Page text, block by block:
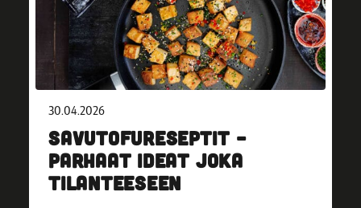
30.04.2026
SAVUTOFURESEPTIT –
PARHAAT IDEAT JOKA
TILANTEESEEN